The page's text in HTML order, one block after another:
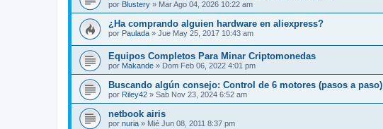
por Blustery » Mar Ago 04, 2026 10:22 am
¿Ha comprando alguien hardware en aliexpress?
por Paulada » Jue May 25, 2017 10:43 am
Equipos Completos Para Minar Criptomonedas
por Makande » Dom Feb 06, 2022 4:01 pm
Buscando algún consejo: Control de 6 motores (pasos a paso)
por Riley42 » Sab Nov 23, 2024 6:52 am
netbook airis
por nuria » Mié Jun 08, 2011 8:37 pm